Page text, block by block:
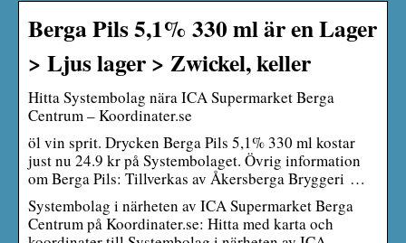
Berga Pils 5,1% 330 ml är en Lager
> Ljus lager > Zwickel, keller
Hitta Systembolag nära ICA Supermarket Berga
Centrum – Koordinater.se
öl vin sprit. Drycken Berga Pils 5,1% 330 ml kostar
just nu 24.9 kr på Systembolaget. Övrig information
om Berga Pils: Tillverkas av Åkersberga Bryggeri …
Systembolag i närheten av ICA Supermarket Berga
Centrum på Koordinater.se: Hitta med karta och